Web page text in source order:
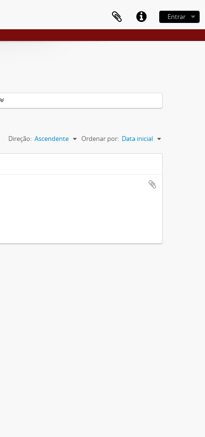
Entrar
Ordenar por: Data inicial
Direção: Ascendente